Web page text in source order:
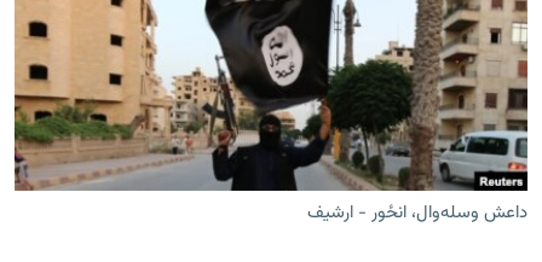
اړیکه
دري پاڼه
Azadi English
راسره ملګري شئ
داعش وسله‌وال، انځور - ارشيف